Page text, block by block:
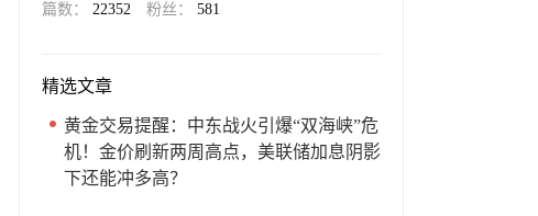
篇数： 22352 粉丝： 581
精选文章
黄金交易提醒：中东战火引爆“双海峡”危
机！金价刷新两周高点，美联储加息阴影
下还能冲多高？